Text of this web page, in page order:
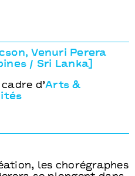
Venuri Perera
/ Sri Lanka]
d’Arts &
les chorégraphes